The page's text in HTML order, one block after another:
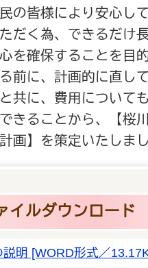
の皆様により安心し
だく為、できるだけ
を確保することを目
前に、計画的に直し
共に、費用について
きることから、【桜
画】を策定いたしまし
イルダウンロード
明 [WORD形式／